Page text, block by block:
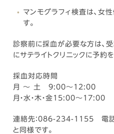
マンモグラフィ検査は、女
す。
診察前に採血が必要な方は、
にサテライトクリニックに予約
採血対応時間
月 ～ 土 9:00～12:00
月・水・木・金15:00～17:00
連絡先：086-234-1155 電話
と同様です。